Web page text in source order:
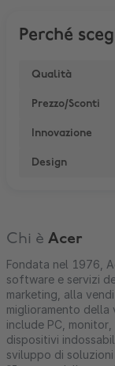
Perché
Qualità
Prezzo/Sconti
Innovazione
Design
Chi è Acer
Fondata nel 1976,
software e servizi
marketing, alla
miglioramento
include PC,
dispositivi
sviluppo di